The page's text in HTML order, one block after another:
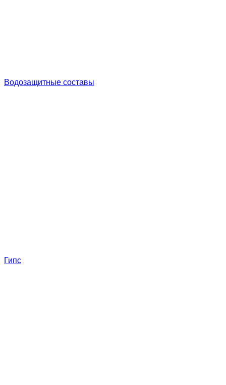
Водозащитные составы
Гипс